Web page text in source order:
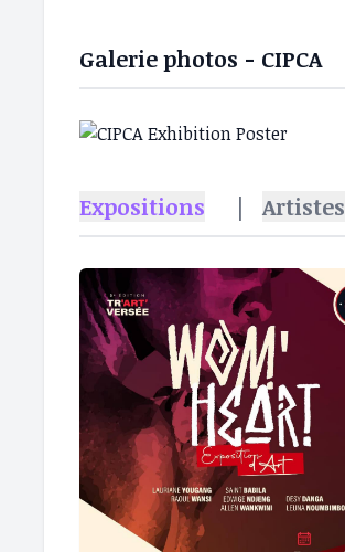
Galerie photos - CIPCA
Expositions | Artistes